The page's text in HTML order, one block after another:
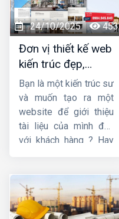
hơn 10 năm trong lĩnh
vực thiết kế website,
chúng tôi đảm bảo
mang sự hài lòng cho
quý khách về chất
lượng dịch vụ.
24/10/2025 453
Đơn vị thiết kế web
kiến trúc đẹp,
chuyên nghiệp,
chuẩn SEO
Bạn là một kiến trúc sư
và muốn tạo ra một
website để giới thiệu
tài liệu của mình đến
với khách hàng ? Hay
web kiến trúc
chuyên
nghiệp, uy tín ? Vậy thì
hãy theo dõi ngay bài